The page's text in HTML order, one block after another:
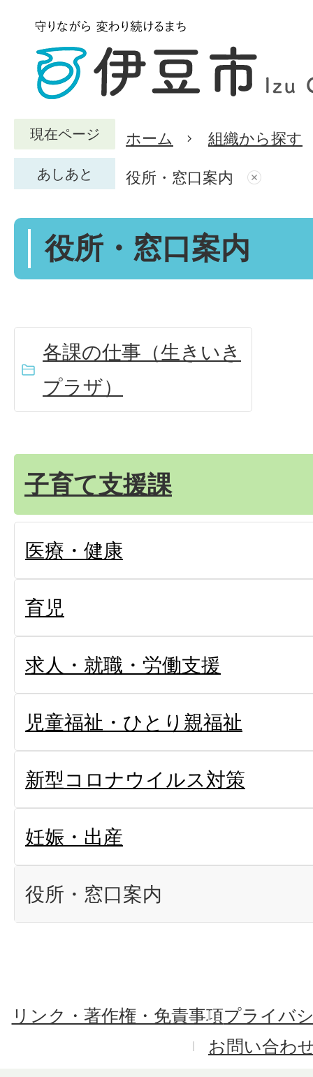
現在ページ ホーム 組織から探す
あしあと 役所・窓口案内
役所・窓口案内
各課の仕事（生きいき
プラザ）
子育て支援課
医療・健康
育児
求人・就職・労働支援
児童福祉・ひとり親福祉
新型コロナウイルス対策
妊娠・出産
役所・窓口案内
リンク・著作権・免責事項プライバ
お問い合わ